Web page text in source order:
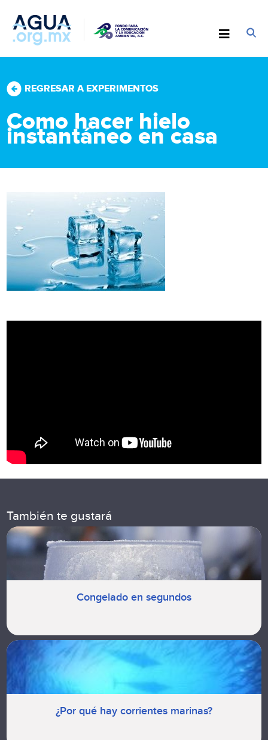
REGRESAR A EXPERIMENTOS
Como hacer hielo
instantáneo en casa
También te gustará
Congelado en segundos
¿Por qué hay corrientes marinas?